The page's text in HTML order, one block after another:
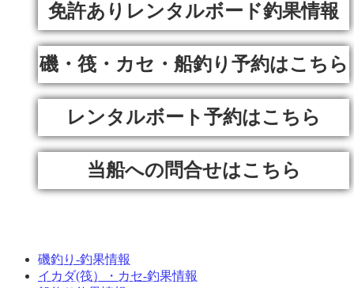
免許ありレンタルボード釣果情報
磯・筏・カセ・船釣り予約はこちら
レンタルボート予約はこちら
当船への問合せはこちら
磯釣り-釣果情報
イカダ(筏）・カセ-釣果情報